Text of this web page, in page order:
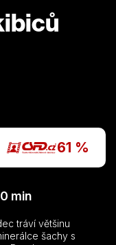
61 %
min
tráví většinu
šachy s